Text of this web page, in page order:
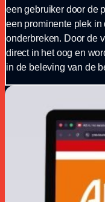
een gebruiker door de
een prominente plek
onderbreken. Door de
direct in het oog en
in de beleving van de